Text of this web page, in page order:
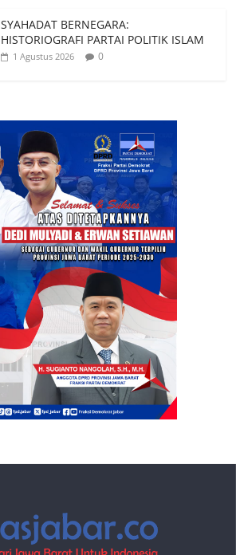
SYAHADAT BERNEGARA:
HISTORIOGRAFI PARTAI POLITIK ISLAM
1 Agustus 2026 0